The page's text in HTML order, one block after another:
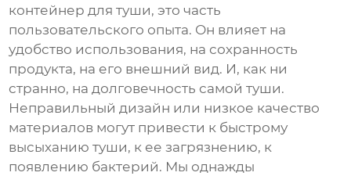
контейнер для туши, это часть
пользовательского опыта. Он влияет на
удобство использования, на сохранность
продукта, на его внешний вид. И, как ни
странно, на долговечность самой туши.
Неправильный дизайн или низкое качество
материалов могут привести к быстрому
высыханию туши, к ее загрязнению, к
появлению бактерий. Мы однажды